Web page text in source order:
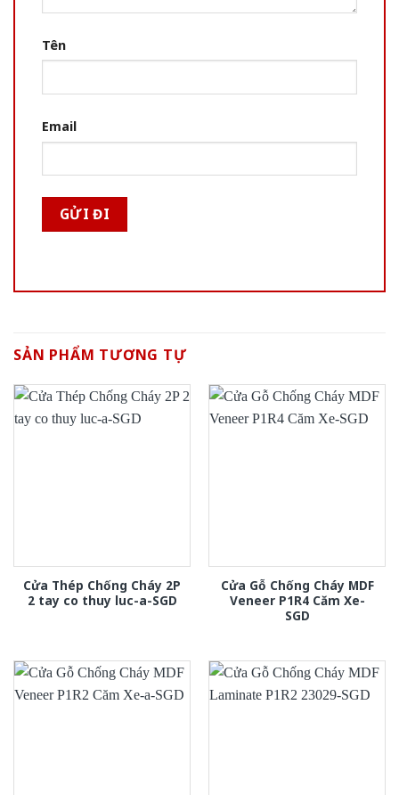
Tên
Email
SẢN PHẨM TƯƠNG TỰ
Cửa Thép Chống Cháy 2P
2 tay co thuy luc-a-SGD
Cửa Gỗ Chống Cháy MDF
Veneer P1R4 Căm Xe-
SGD